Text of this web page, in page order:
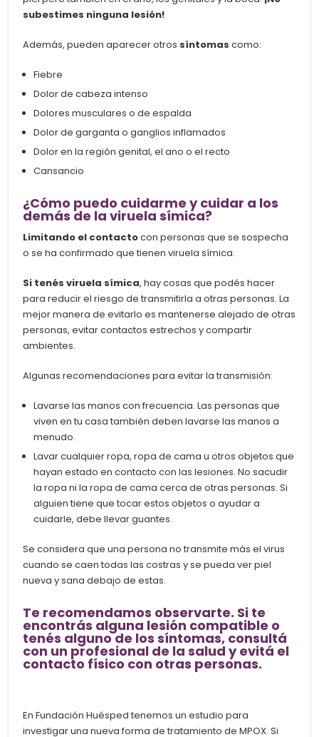
subestimes ninguna lesión!
Además, pueden aparecer otros síntomascomo:
Fiebre
Dolor de cabeza intenso
Dolores musculares o de espalda
Dolor de garganta o ganglios inflamados
Dolor en la región genital, el ano o el recto
Cansancio
¿Cómo puedo cuidarme y cuidar a los
demás de la viruela símica?
Limitando el contactocon personas que se sospecha
o se ha confirmado que tienen viruela símica.
Si tenés viruela símica, hay cosas que podés hacer
para reducir el riesgo de transmitirla a otras personas. La
mejor manera de evitarlo es mantenerse alejado de otras
personas, evitar contactos estrechos y compartir
ambientes.
Algunas recomendaciones para evitar la transmisión:
Lavarse las manos con frecuencia. Las personas que
viven en tu casa también deben lavarse las manos a
menudo.
Lavar cualquier ropa, ropa de cama u otros objetos que
hayan estado en contacto con las lesiones. No sacudir
la ropa ni la ropa de cama cerca de otras personas. Si
alguien tiene que tocar estos objetos o ayudar a
cuidarle, debe llevar guantes.
Se considera que una persona no transmite más el virus
cuando se caen todas las costras y se pueda ver piel
nueva y sana debajo de estas.
Te recomendamos observarte. Si te
encontrás alguna lesión compatible o
tenés alguno de los síntomas, consultá
con un profesional de la salud y evitá el
contacto físico con otras personas.
En Fundación Huésped tenemos un estudio para
investigar una nueva forma de tratamiento de MPOX.Si